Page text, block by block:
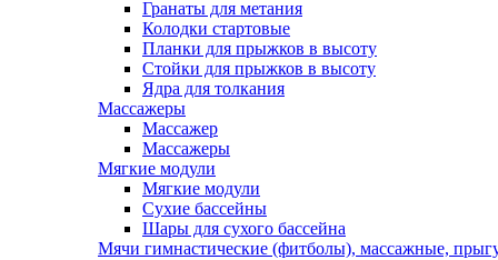
Гранаты для метания
Колодки стартовые
Планки для прыжков в высоту
Стойки для прыжков в высоту
Ядра для толкания
Массажеры
Массажер
Массажеры
Мягкие модули
Мягкие модули
Сухие бассейны
Шары для сухого бассейна
Мячи гимнастические (фитболы), массажные,